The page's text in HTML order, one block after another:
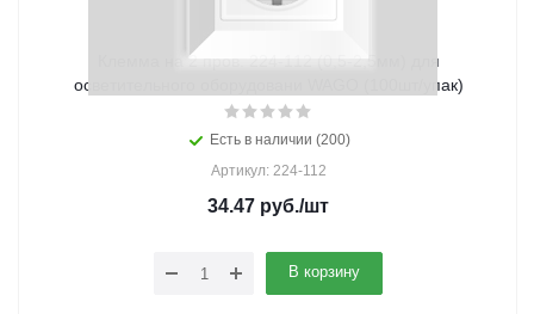
Клемма на 2 пров. 224-112 (0,5-2,5мм) для
осветительного оборудовани WAGO (100шт/упак)
Есть в наличии (200)
Артикул: 224-112
34.47 руб./шт
В корзину